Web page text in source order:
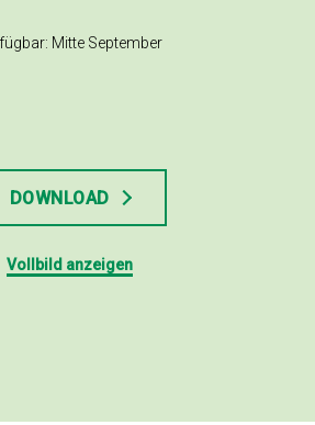
Mitte September
DOWNLOAD
Vollbild anzeigen